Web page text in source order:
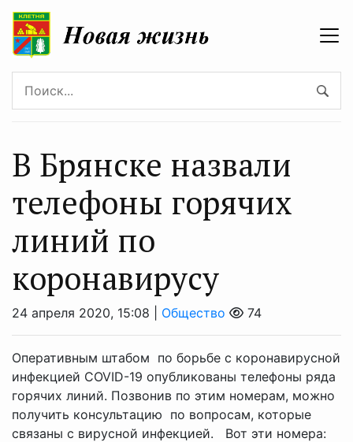
В Брянске назвали
телефоны горячих
линий по
коронавирусу
24 апреля 2020, 15:08 | Общество 74
Оперативным штабом по борьбе с коронавирусной
инфекцией COVID-19 опубликованы телефоны ряда
горячих линий. Позвонив по этим номерам, можно
получить консультацию по вопросам, которые
связаны с вирусной инфекцией. Вот эти номера: